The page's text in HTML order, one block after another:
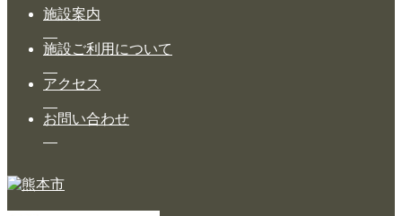
施設案内
施設ご利用について
アクセス
お問い合わせ